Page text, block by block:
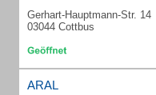
Gerhart-Hauptmann-Str. 14
03044 Cottbus
ARAL